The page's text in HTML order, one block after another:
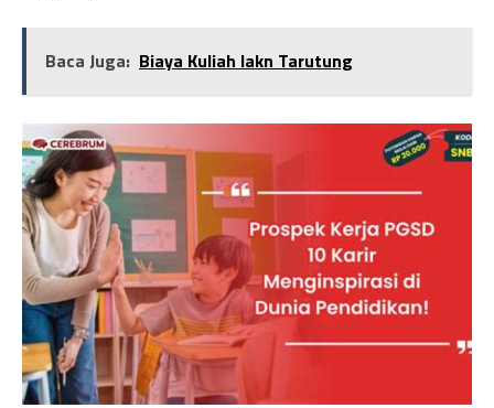
Baca Juga: Biaya Kuliah Iakn Tarutung